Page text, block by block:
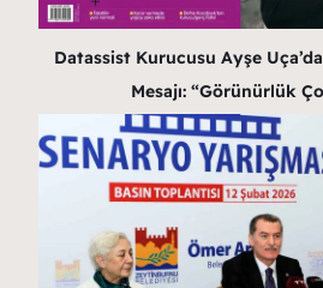
Datassist Kurucusu Ayşe
Mesajı: “Görünürlük